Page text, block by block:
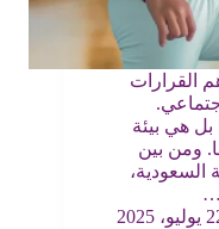
القرارات
هي بيئة
ومن بين
السعودية،
2025